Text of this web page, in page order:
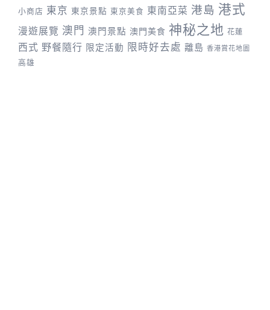
小商店 東京 東京景點 東京美食 東南亞菜 港島 港式
漫遊展覽 澳門 澳門景點 澳門美食 神秘之地 花蓮
西式 野餐隨行 限定活動 限時好去處 離島 香港賞花地圖
高雄